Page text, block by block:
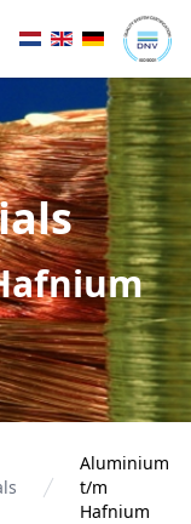
Aluminium
t/m
Hafnium